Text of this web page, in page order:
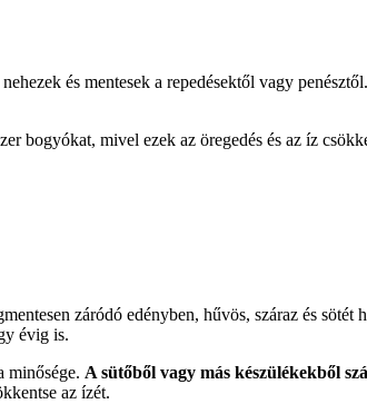
és mentesek a repedésektől vagy penésztől.
bogyókat, mivel ezek az öregedés és az íz
záródó edényben, hűvös, száraz és sötét
évig is.
minősége. A sütőből vagy más készülékekből
az ízét.